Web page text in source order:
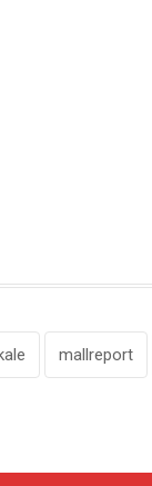
mallreport